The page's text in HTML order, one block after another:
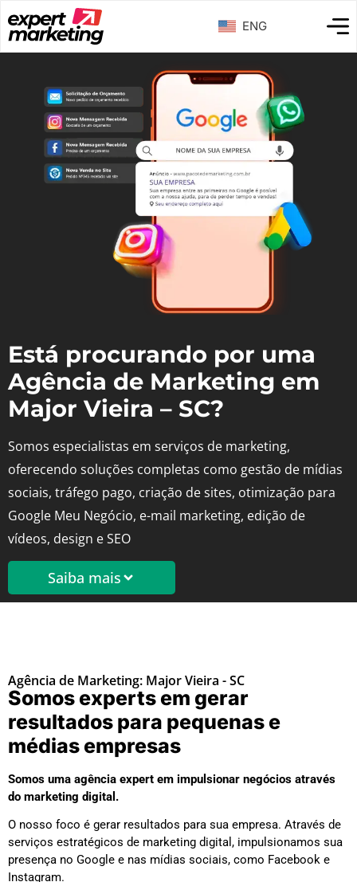
ENG
Está procurando por uma
Agência de Marketing em
Major Vieira – SC?
Somos especialistas em serviços de marketing,
oferecendo soluções completas como gestão de mídias
sociais, tráfego pago, criação de sites, otimização para
Google Meu Negócio, e-mail marketing, edição de
vídeos, design e SEO
Saiba mais
Agência de Marketing: Major Vieira - SC
Somos experts em gerar
resultados para pequenas e
médias empresas
Somos uma agência expert em impulsionar negócios através
do marketing digital.
O nosso foco é gerar resultados para sua empresa. Através de
serviços estratégicos de marketing digital, impulsionamos sua
presença no Google e nas mídias sociais, como Facebook e
Instagram.